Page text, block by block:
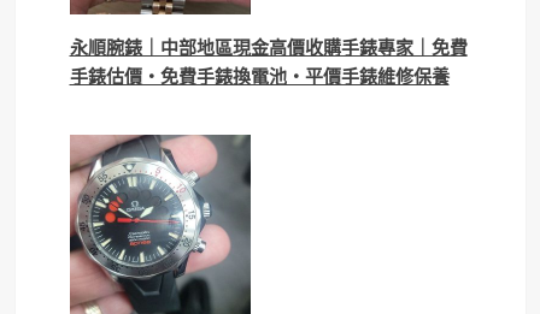
永順腕錶｜中部地區現金高價收購手錶專家｜免費
手錶估價・免費手錶換電池・平價手錶維修保養